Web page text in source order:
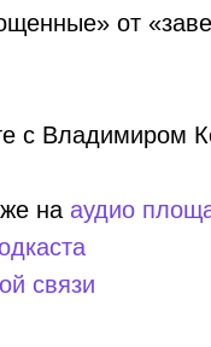
от
с Владимиром
на аудио
связи